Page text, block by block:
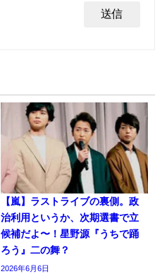
【嵐】ラストライブの裏側。政
治利用というか、次期選書で立
候補だよ〜！星野源『うちで踊
ろう』二の舞？
2026年6月6日